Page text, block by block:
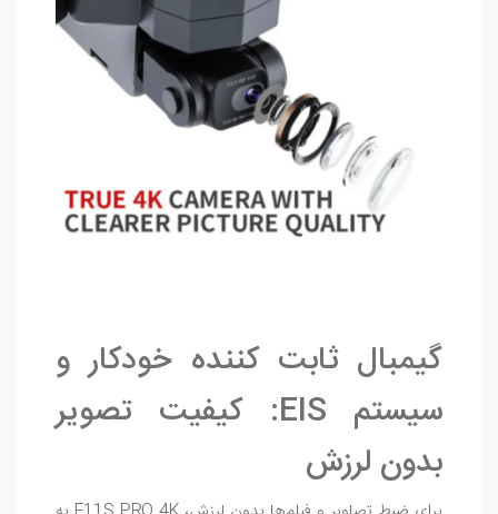
گیمبال ثابت‌ کننده خودکار و
سیستم EIS: کیفیت تصویر
بدون لرزش